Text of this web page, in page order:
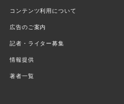
コンテンツ利用について
広告のご案内
記者・ライター募集
情報提供
著者一覧